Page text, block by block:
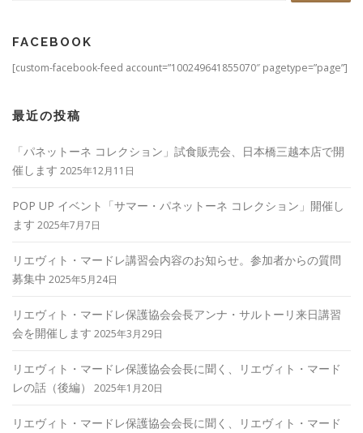
FACEBOOK
[custom-facebook-feed account=”100249641855070″ pagetype=”page”]
最近の投稿
「パネットーネ コレクション」試食販売会、日本橋三越本店で開
催します 2025年12月11日
POP UP イベント「サマー・パネットーネ コレクション」開催し
ます 2025年7月7日
リエヴィト・マードレ講習会内容のお知らせ。参加者からの質問
募集中 2025年5月24日
リエヴィト・マードレ保護協会会長アンナ・サルトーリ来日講習
会を開催します 2025年3月29日
リエヴィト・マードレ保護協会会長に聞く、リエヴィト・マード
レの話（後編）
2025年1月20日
リエヴィト・マードレ保護協会会長に聞く、リエヴィト・マード